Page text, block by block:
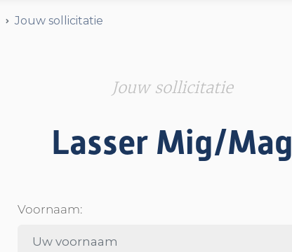
Jouw sollicitatie
Jouw sollicitatie
Lasser Mig/Mag
Voornaam: